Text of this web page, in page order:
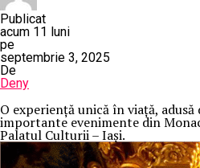
Publicat
acum 11 luni
pe
septembrie 3, 2025
De
Deny
O experiență unică în viață,
importante evenimente din
Palatul Culturii – Iași.